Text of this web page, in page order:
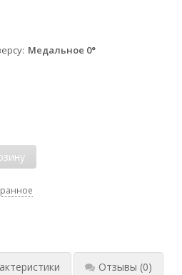
Медальное 0°
Отзывы (0)